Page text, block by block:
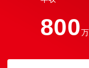
の農業参入支援』を総合
800